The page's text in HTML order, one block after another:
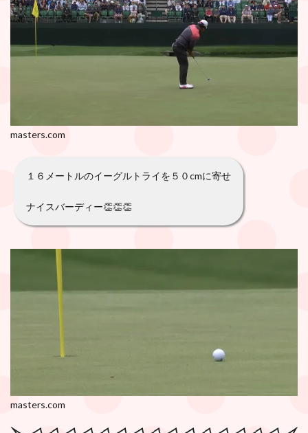
masters.com
１６メートルのイーグルトライを５０cmに寄せ
ナイスバーディー👏👏👏
masters.com